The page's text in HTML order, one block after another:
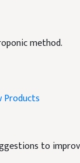
method.
Products
to